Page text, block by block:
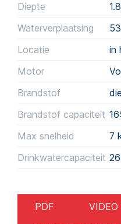
Diepte
Waterverplaatsing
Locatie
in
Motor
Brandstof
Brandstof capaciteit
Max snelheid
7
Drinkwatercapaciteit
PDF VIDEO